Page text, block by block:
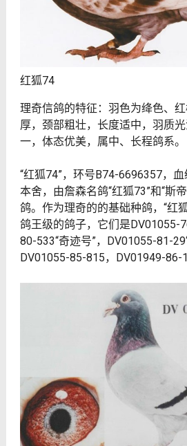
红狐74
理奇信鸽的特征：羽色为绛色、
厚，颈部粗壮，长度适中，羽质
一，体态优美，属中、长程鸽系。
“红狐74”，环号B74-6696357，
本舍，由詹森名鸽“红狐73”和“斯
鸽。作为理奇的的基础种鸽，“红
鸽王级的鸽子，它们是DV01055-
80-533“奇迹号”，DV01055-81-
DV01055-85-815，DV01949-86-